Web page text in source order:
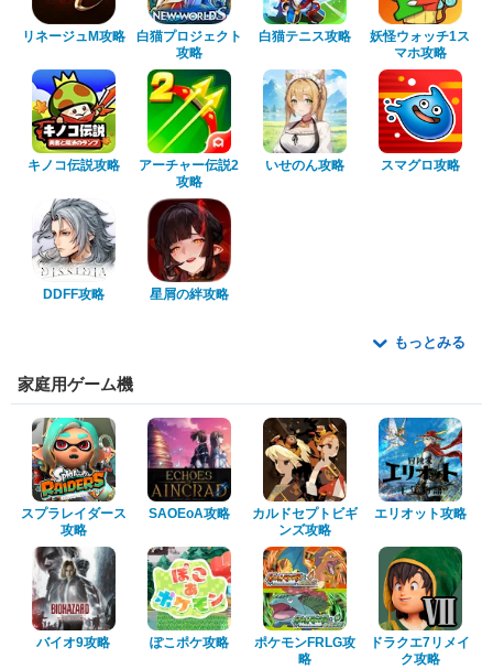
リネージュM攻略
白猫プロジェクト
攻略
白猫テニス攻略
妖怪ウォッチ1ス
マホ攻略
キノコ伝説攻略
アーチャー伝説2
攻略
いせのん攻略 スマグロ攻略
DDFF攻略 星屑の絆攻略
もっとみる
家庭用ゲーム機
スプラレイダース
攻略
SAOEoA攻略
カルドセプトビギ
ンズ攻略
エリオット攻略
バイオ9攻略 ぽこポケ攻略
ポケモンFRLG攻
略
ドラクエ7リメイ
ク攻略